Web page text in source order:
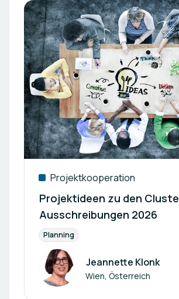
Projektkooperation
Projektideen zu den
Ausschreibungen 2026
Planning
Autor
Jeannette Klonk
Wien, Österreich